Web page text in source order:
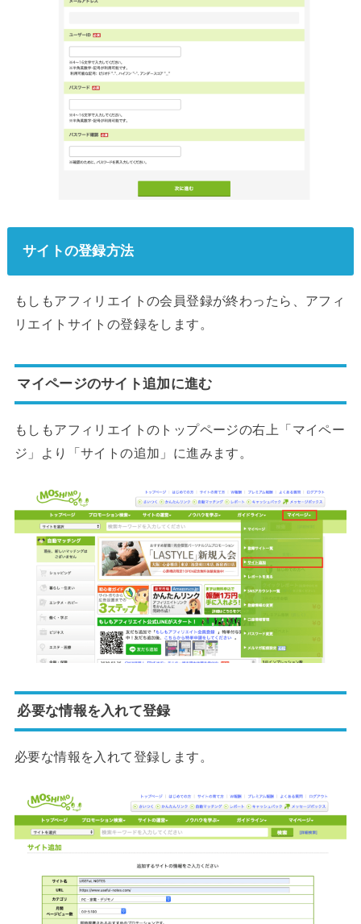
サイトの登録方法
もしもアフィリエイトの会員登録が終わったら、アフィ
リエイトサイトの登録をします。
マイページのサイト追加に進む
もしもアフィリエイトのトップページの右上「マイペー
ジ」より「サイトの追加」に進みます。
必要な情報を入れて登録
必要な情報を入れて登録します。